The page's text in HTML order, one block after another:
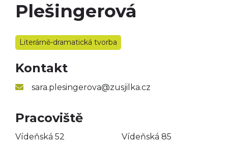
Plešingerová
Literárně-dramatická tvorba
Kontakt
sara.plesingerova@zusjilka.cz
Pracoviště
Vídeňská 52 Vídeňská 85
Taneční obor
Literárně-dramatický